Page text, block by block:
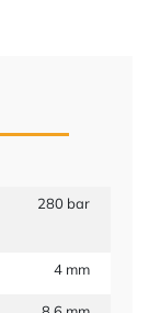
280 bar
4 mm